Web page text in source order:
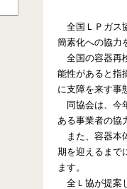
全国ＬＰガス
簡素化への協力
全国の容器再
能性があると指
に支障を来す事
同協会は、今
ある事業者の協
また、容器本
期を迎えるまで
ます。
全Ｌ協が提案